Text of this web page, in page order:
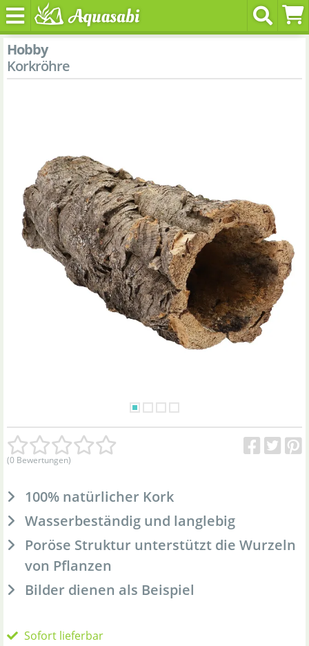
Hobby
Korkröhre
(0 Bewertungen)
100% natürlicher Kork
Wasserbeständig und langlebig
Poröse Struktur unterstützt die Wurzeln
von Pflanzen
Bilder dienen als Beispiel
Sofort lieferbar